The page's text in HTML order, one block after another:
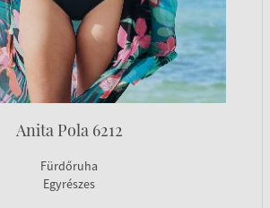
Anita Pola 6212
Fürdőruha
Egyrészes